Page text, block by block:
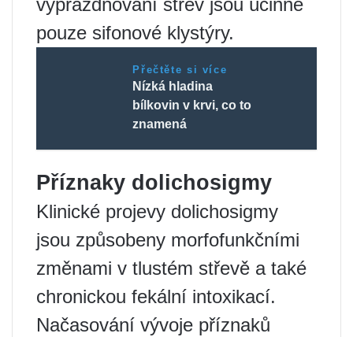
vyprazdňování střev jsou účinné
pouze sifonové klystýry.
Přečtěte si více
Nízká hladina
bílkovin v krvi, co to
znamená
Příznaky dolichosigmy
Klinické projevy dolichosigmy
jsou způsobeny morfofunkčními
změnami v tlustém střevě a také
chronickou fekální intoxikací.
Načasování vývoje příznaků